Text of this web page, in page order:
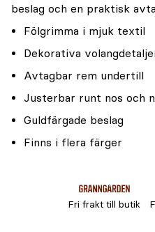
beslag och en praktisk
Fölgrimma i mjuk textil
Dekorativa
Avtagbar rem undertill
Justerbar runt nos och
Guldfärgade beslag
Finns i flera färger
Fri frakt till butik